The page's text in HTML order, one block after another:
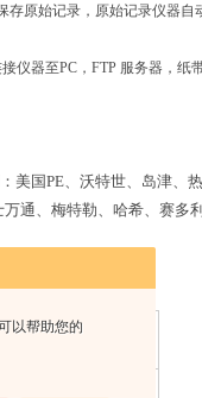
以帮助您的
存原始记录，原始记录仪器自
仪器至PC，FTP 服务器，纸
国PE、沃特世、岛津、
通、梅特勒、哈希、赛多